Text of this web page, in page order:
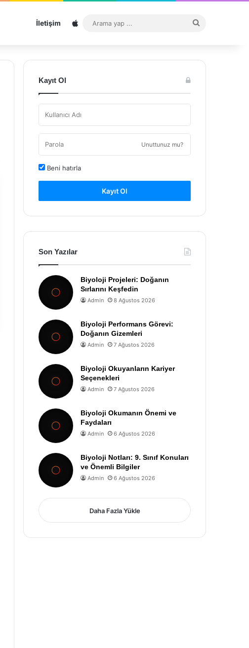
İletişim Sitemap
...
Kayıt Ol
Unuttunuz mu?
Beni hatırla
Kayıt Ol
Son Yazılar
Biyoloji Projeleri: Doğanın
Sırlarını Keşfedin
Admin 8 Ağustos 2026
Biyoloji Performans Görevi:
Doğanın Gizemleri
Admin 7 Ağustos 2026
Biyoloji Okuyanların Kariyer
Seçenekleri
Admin 7 Ağustos 2026
Biyoloji Okumanın Önemi ve
Faydaları
Admin 6 Ağustos 2026
Biyoloji Notları: 9. Sınıf Konuları
ve Önemli Bilgiler
Admin 6 Ağustos 2026
Daha Fazla Yükle